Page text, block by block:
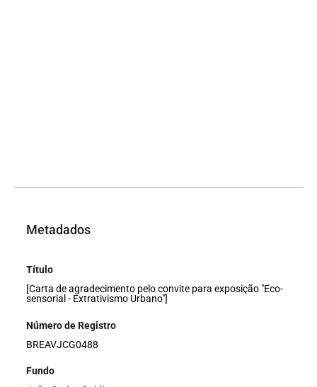
Metadados
Título
[Carta de agradecimento pelo convite para exposição "Eco-
sensorial - Extrativismo Urbano"]
Número de Registro
BREAVJCG0488
Fundo